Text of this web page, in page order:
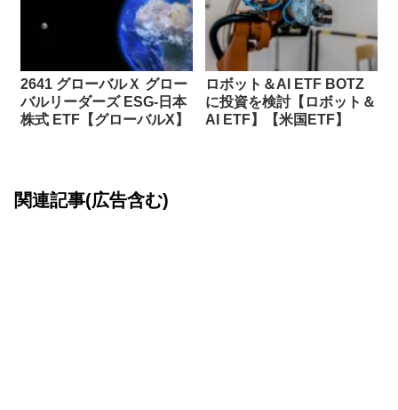
2641 グローバルＸ グロー
バルリーダーズ ESG-日本
株式 ETF【グローバルX】
ロボット＆AI ETF BOTZ
に投資を検討【ロボット＆
AI ETF】【米国ETF】
関連記事(広告含む)